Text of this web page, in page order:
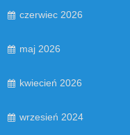
czerwiec 2026
maj 2026
kwiecień 2026
wrzesień 2024